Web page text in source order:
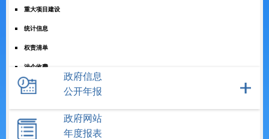
重大项目建设
统计信息
权责清单
涉企收费
重点领域信息 +
公务员招考
政府信息
公开年报
政府网站
年度报表